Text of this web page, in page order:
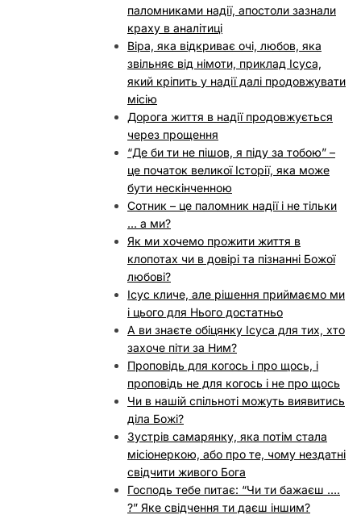
паломниками надії, апостоли зазнали
краху в аналітиці
Віра, яка відкриває очі, любов, яка
звільняє від німоти, приклад Ісуса,
який кріпить у надії далі продовжувати
місію
Дорога життя в надії продовжується
через прощення
“Де би ти не пішов, я піду за тобою” –
це початок великої Історії, яка може
бути нескінченною
Сотник – це паломник надії і не тільки
… а ми?
Як ми хочемо прожити життя в
клопотах чи в довірі та пізнанні Божої
любові?
Ісус кличе, але рішення приймаємо ми
і цього для Нього достатньо
А ви знаєте обіцянку Ісуса для тих, хто
захоче піти за Ним?
Проповідь для когось і про щось, і
проповідь не для когось і не про щось
Чи в нашій спільноті можуть виявитись
діла Божі?
Зустрів самарянку, яка потім стала
місіонеркою, або про те, чому нездатні
свідчити живого Бога
Господь тебе питає: “Чи ти бажаєш ….
?” Яке свідчення ти даєш іншим?